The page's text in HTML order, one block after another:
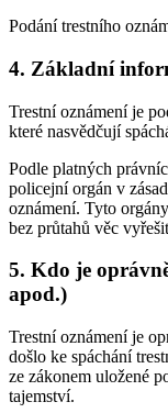
Podání trestního
4. Základní
Trestní oznámení je
které nasvědčují
Podle platných
policejní orgán v
oznámení. Tyto
bez průtahů věc
5. Kdo je
apod.)
Trestní oznámení je
došlo ke spáchání
ze zákonem uložené
tajemství.